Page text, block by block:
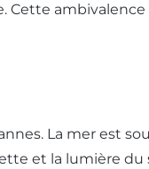
Cette
La mer est
et la lumière du